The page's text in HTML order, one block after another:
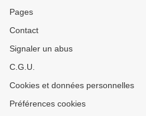
Pages
Contact
Signaler un abus
C.G.U.
Cookies et données personnelles
Préférences cookies